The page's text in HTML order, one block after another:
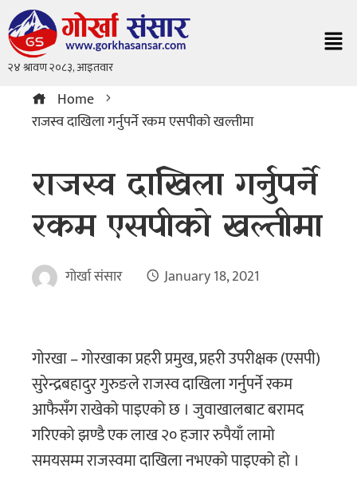
Home
राजस्व दाखिला गर्नुपर्ने रकम एसपीको खल्तीमा
राजस्व दाखिला गर्नुपर्ने
रकम एसपीको खल्तीमा
गोर्खा संसार January 18, 2021
गोरखा – गोरखाका प्रहरी प्रमुख, प्रहरी उपरीक्षक (एसपी)
सुरेन्द्रबहादुर गुरुङले राजस्व दाखिला गर्नुपर्ने रकम
आफैसँग राखेको पाइएको छ । जुवाखालबाट बरामद
गरिएको झण्डै एक लाख २० हजार रुपैयाँ लामो
समयसम्म राजस्वमा दाखिला नभएको पाइएको हो ।